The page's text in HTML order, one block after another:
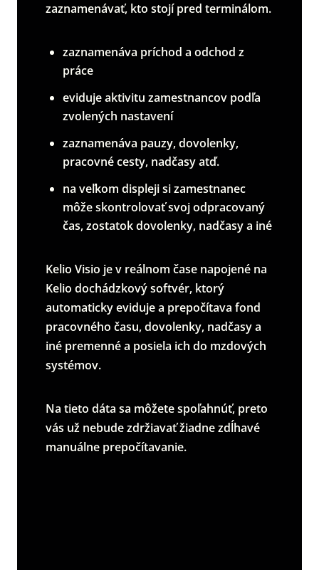
zaznamenávať, kto stojí pred terminálom.
zaznamenáva príchod a odchod z
práce
eviduje aktivitu zamestnancov podľa
zvolených nastavení
zaznamenáva pauzy, dovolenky,
pracovné cesty, nadčasy atď.
na veľkom displeji si zamestnanec
môže skontrolovať svoj odpracovaný
čas, zostatok dovolenky, nadčasy a iné
Kelio Visio je v reálnom čase napojené na
Kelio dochádzkový softvér, ktorý
automaticky eviduje a prepočítava fond
pracovného času, dovolenky, nadčasy a
iné premenné a posiela ich do mzdových
systémov.
Na tieto dáta sa môžete spoľahnúť, preto
vás už nebude zdržiavať žiadne zdĺhavé
manuálne prepočítavanie.